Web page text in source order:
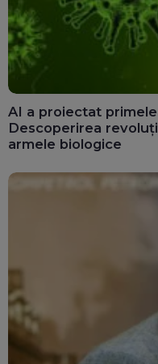
AI a proiectat
Descoperirea
armele biologice